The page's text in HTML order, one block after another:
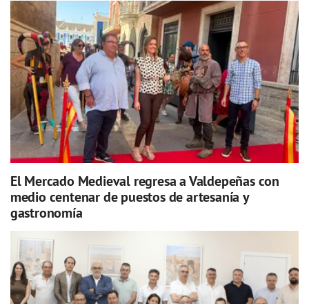
El Mercado Medieval regresa a Valdepeñas con
medio centenar de puestos de artesanía y
gastronomía